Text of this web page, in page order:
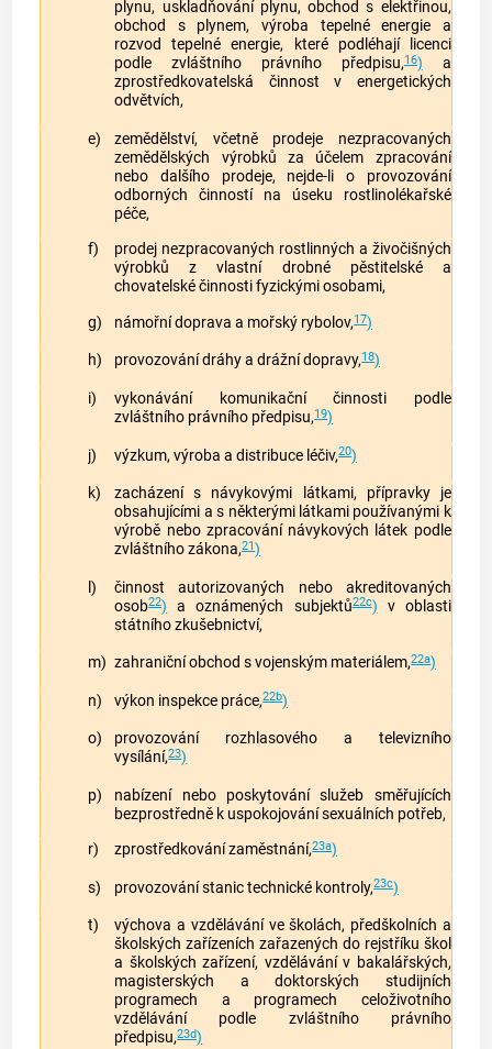
plynu, uskladňování plynu, obchod s elektřinou,
obchod s plynem, výroba tepelné energie a
rozvod tepelné energie, které podléhají licenci
podle zvláštního právního předpisu,16) a
zprostředkovatelská činnost v energetických
odvětvích,
e)
zemědělství, včetně prodeje nezpracovaných
zemědělských výrobků za účelem zpracování
nebo dalšího prodeje, nejde-li o provozování
odborných činností na úseku rostlinolékařské
péče,
f)
prodej nezpracovaných rostlinných a živočišných
výrobků z vlastní drobné pěstitelské a
chovatelské činnosti fyzickými osobami,
g)
námořní doprava a mořský rybolov,17)
h) provozování dráhy a drážní dopravy,18)
i)
vykonávání komunikační činnosti podle
zvláštního právního předpisu,19)
j) výzkum, výroba a distribuce léčiv,20)
k)
zacházení s návykovými látkami, přípravky je
obsahujícími a s některými látkami používanými k
výrobě nebo zpracování návykových látek podle
zvláštního zákona,21)
l)
činnost autorizovaných nebo akreditovaných
osob22) a oznámených subjektů22c) v oblasti
státního zkušebnictví,
m) zahraniční obchod s vojenským materiálem,22a)
n) výkon inspekce práce,22b)
o)
provozování rozhlasového a televizního
vysílání,23)
p)
nabízení nebo poskytování služeb směřujících
bezprostředně k uspokojování sexuálních potřeb,
r)
zprostředkování zaměstnání,23a)
s) provozování stanic technické kontroly,23c)
t)
výchova a vzdělávání ve školách, předškolních a
školských zařízeních zařazených do rejstříku škol
a školských zařízení, vzdělávání v bakalářských,
magisterských a doktorských studijních
programech a programech celoživotního
vzdělávání podle zvláštního právního
předpisu,23d)